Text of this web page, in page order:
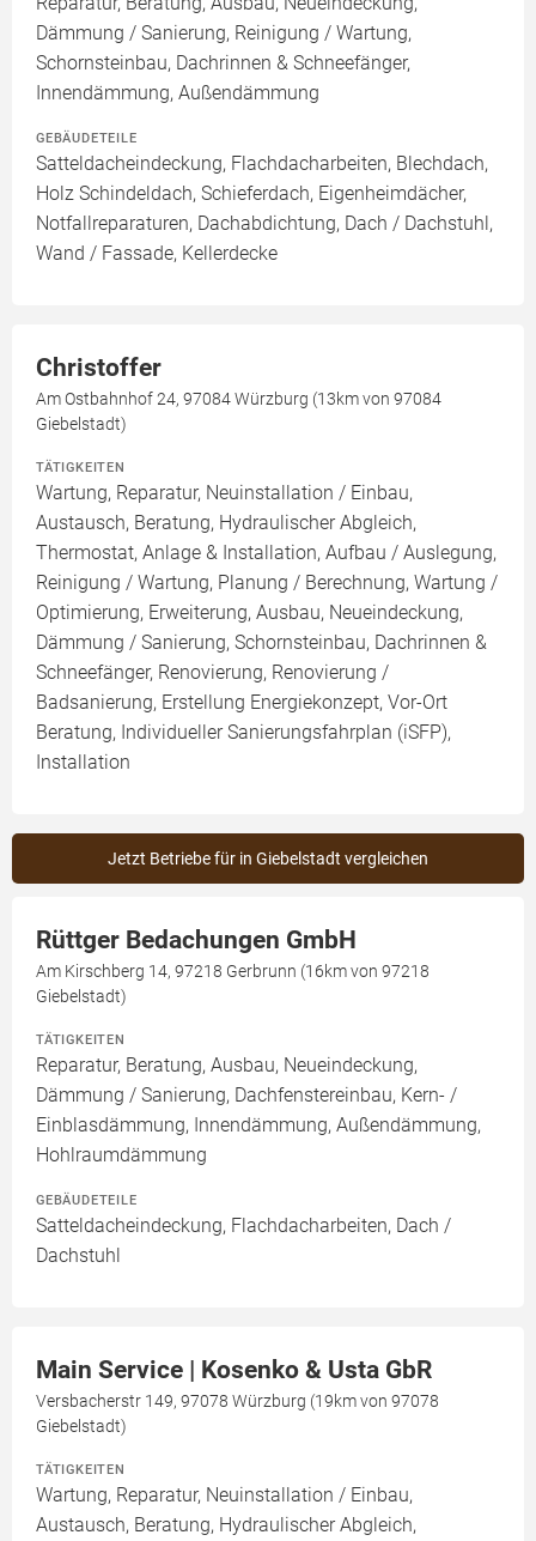
Dämmung / Sanierung, Reinigung / Wartung,
Schornsteinbau, Dachrinnen & Schneefänger,
Innendämmung, Außendämmung
GEBÄUDETEILE
Satteldacheindeckung, Flachdacharbeiten, Blechdach,
Holz Schindeldach, Schieferdach, Eigenheimdächer,
Notfallreparaturen, Dachabdichtung, Dach / Dachstuhl,
Wand / Fassade, Kellerdecke
Christoffer
Am Ostbahnhof 24, 97084 Würzburg (13km von 97084
Giebelstadt)
TÄTIGKEITEN
Wartung, Reparatur, Neuinstallation / Einbau,
Austausch, Beratung, Hydraulischer Abgleich,
Thermostat, Anlage & Installation, Aufbau / Auslegung,
Reinigung / Wartung, Planung / Berechnung, Wartung /
Optimierung, Erweiterung, Ausbau, Neueindeckung,
Dämmung / Sanierung, Schornsteinbau, Dachrinnen &
Schneefänger, Renovierung, Renovierung /
Badsanierung, Erstellung Energiekonzept, Vor-Ort
Beratung, Individueller Sanierungsfahrplan (iSFP),
Installation
Jetzt Betriebe für in Giebelstadt vergleichen
Rüttger Bedachungen GmbH
Am Kirschberg 14, 97218 Gerbrunn (16km von 97218
Giebelstadt)
TÄTIGKEITEN
Reparatur, Beratung, Ausbau, Neueindeckung,
Dämmung / Sanierung, Dachfenstereinbau, Kern- /
Einblasdämmung, Innendämmung, Außendämmung,
Hohlraumdämmung
GEBÄUDETEILE
Satteldacheindeckung, Flachdacharbeiten, Dach /
Dachstuhl
Main Service | Kosenko & Usta GbR
Versbacherstr 149, 97078 Würzburg (19km von 97078
Giebelstadt)
TÄTIGKEITEN
Wartung, Reparatur, Neuinstallation / Einbau,
Austausch, Beratung, Hydraulischer Abgleich,